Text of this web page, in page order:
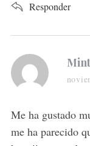
Responder
s
a
s
:
Me ha gustado
me ha parecido